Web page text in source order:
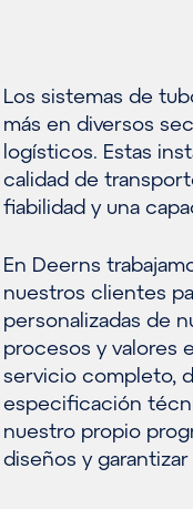
Los sistemas de
más en diversos
logísticos. Estas
calidad de
fiabilidad y una
En Deerns
nuestros clientes
personalizadas de
procesos y valores
servicio completo,
especificación
nuestro propio
diseños y